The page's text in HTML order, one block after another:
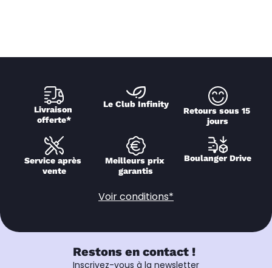
Livraison
offerte*
Le Club Infinity
Retours sous 15
jours
Service après
vente
Meilleurs prix
garantis
Boulanger Drive
Voir conditions*
Restons en contact !
Inscrivez-vous à la newsletter